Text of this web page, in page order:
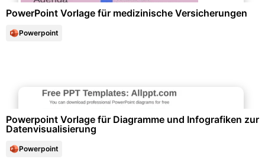
PowerPoint Vorlage für medizinische Versicherungen
Powerpoint
Powerpoint Vorlage für Diagramme und Infografiken zur
Datenvisualisierung
Powerpoint